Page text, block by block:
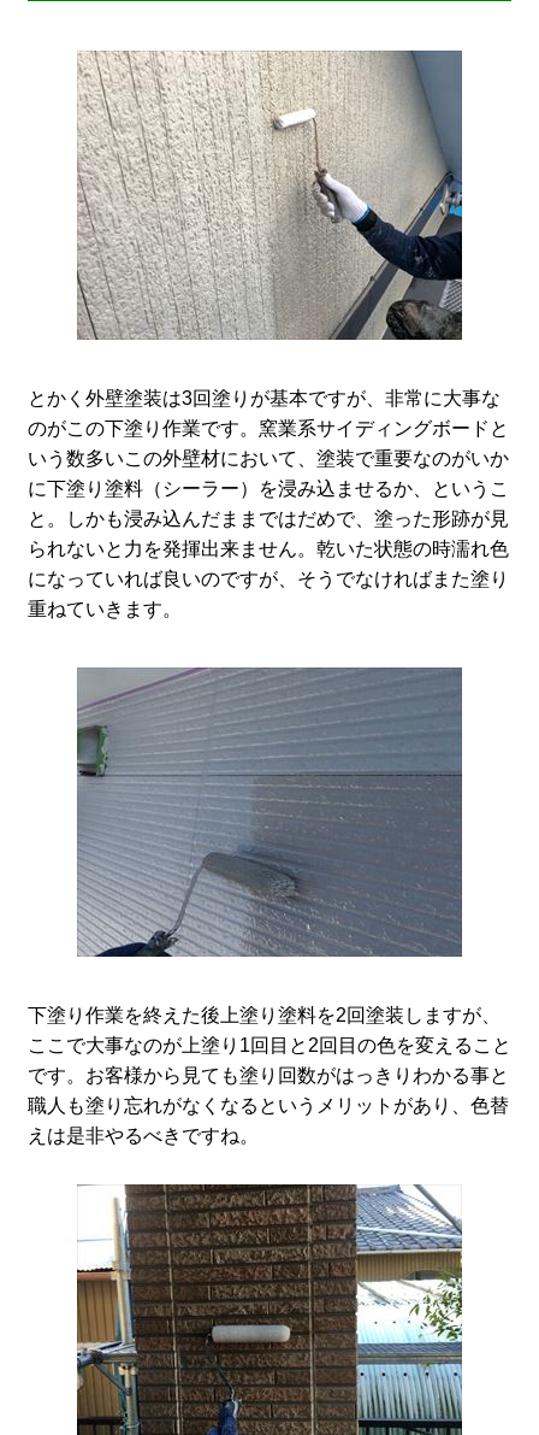
とかく外壁塗装は3回塗りが基本ですが、非常に大事な
のがこの下塗り作業です。窯業系サイディングボードと
いう数多いこの外壁材において、塗装で重要なのがいか
に下塗り塗料（シーラー）を浸み込ませるか、というこ
と。しかも浸み込んだままではだめで、塗った形跡が見
られないと力を発揮出来ません。乾いた状態の時濡れ色
になっていれば良いのですが、そうでなければまた塗り
重ねていきます。
下塗り作業を終えた後上塗り塗料を2回塗装しますが、
ここで大事なのが上塗り1回目と2回目の色を変えること
です。お客様から見ても塗り回数がはっきりわかる事と
職人も塗り忘れがなくなるというメリットがあり、色替
えは是非やるべきですね。